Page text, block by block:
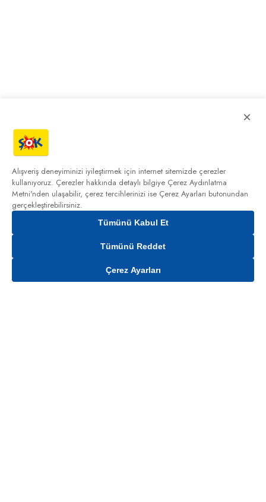
Gelince Haber Ver
×
Alışveriş deneyiminizi iyileştirmek için internet sitemizde çerezler
kullanıyoruz. Çerezler hakkında detaylı bilgiye Çerez Aydınlatma
Metni'nden ulaşabilir, çerez tercihlerinizi ise Çerez Ayarları butonundan
gerçekleştirebilirsiniz.
Tümünü Kabul Et
Tümünü Reddet
Çerez Ayarları